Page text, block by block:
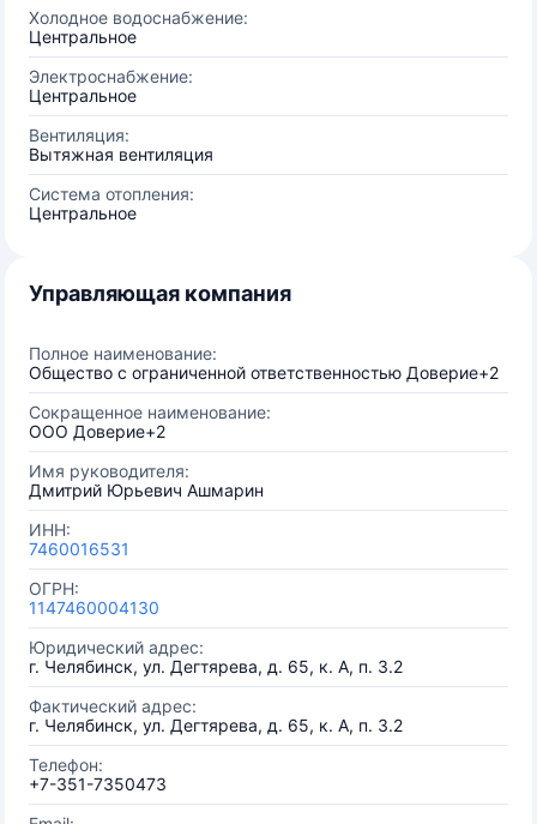
Холодное водоснабжение:
Центральное
Электроснабжение:
Центральное
Вентиляция:
Вытяжная вентиляция
Система отопления:
Центральное
Управляющая компания
Полное наименование:
Общество с ограниченной ответственностью Доверие+2
Сокращенное наименование:
ООО Доверие+2
Имя руководителя:
Дмитрий Юрьевич Ашмарин
ИНН:
7460016531
ОГРН:
1147460004130
Юридический адрес:
г. Челябинск, ул. Дегтярева, д. 65, к. А, п. 3.2
Фактический адрес:
г. Челябинск, ул. Дегтярева, д. 65, к. А, п. 3.2
Телефон:
+7-351-7350473